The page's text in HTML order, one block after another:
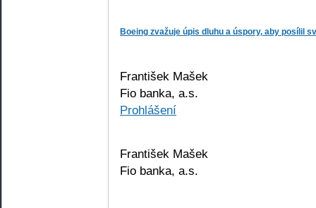
Boeing zvažuje úpis dluhu a úspory, aby posílil
František Mašek
Fio banka, a.s.
Prohlášení
František Mašek
Fio banka, a.s.